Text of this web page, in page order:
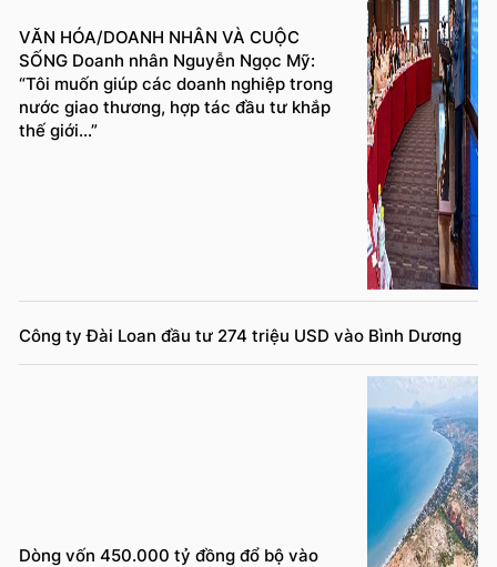
VĂN HÓA/DOANH NHÂN VÀ CUỘC
SỐNG Doanh nhân Nguyễn Ngọc Mỹ:
“Tôi muốn giúp các doanh nghiệp trong
nước giao thương, hợp tác đầu tư khắp
thế giới...”
Công ty Đài Loan đầu tư 274 triệu USD vào Bình Dương
Dòng vốn 450.000 tỷ đồng đổ bộ vào